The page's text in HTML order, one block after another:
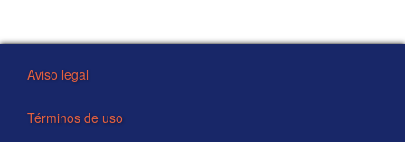
Aviso legal
Términos de uso